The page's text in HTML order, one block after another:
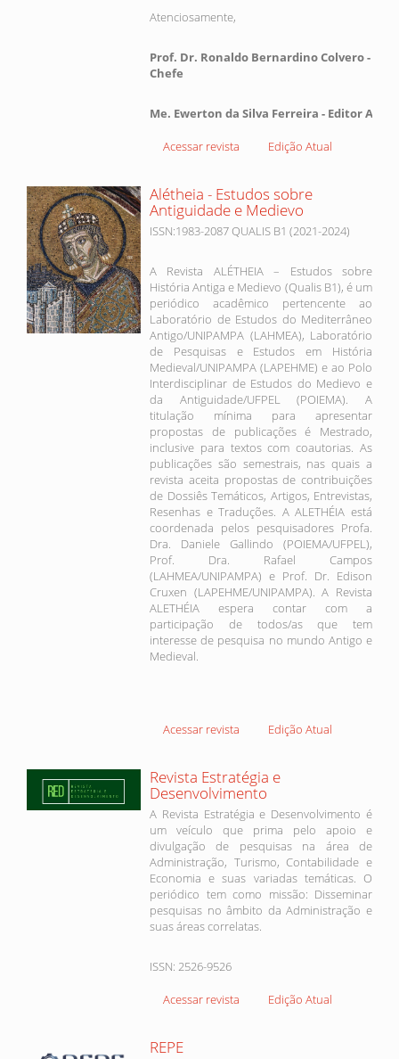
Atenciosamente,
Prof. Dr. Ronaldo Bernardino Colvero -
Chefe
Me. Ewerton da Silva Ferreira - Editor
Acessar revista Edição Atual
Alétheia - Estudos sobre
Antiguidade e Medievo
ISSN:1983-2087 QUALIS B1 (2021-2024)
A Revista ALÉTHEIA – Estudos sobre
História Antiga e Medievo (Qualis B1), é um
periódico acadêmico pertencente ao
Laboratório de Estudos do Mediterrâneo
Antigo/UNIPAMPA (LAHMEA), Laboratório
de Pesquisas e Estudos em História
Medieval/UNIPAMPA (LAPEHME) e ao Polo
Interdisciplinar de Estudos do Medievo e
da Antiguidade/UFPEL (POIEMA). A
titulação mínima para apresentar
propostas de publicações é Mestrado,
inclusive para textos com coautorias. As
publicações são semestrais, nas quais a
revista aceita propostas de contribuições
de Dossiês Temáticos, Artigos, Entrevistas,
Resenhas e Traduções. A ALETHÉIA está
coordenada pelos pesquisadores Profa.
Dra. Daniele Gallindo (POIEMA/UFPEL),
Prof. Dra. Rafael Campos
(LAHMEA/UNIPAMPA) e Prof. Dr. Edison
Cruxen (LAPEHME/UNIPAMPA). A Revista
ALETHÉIA espera contar com a
participação de todos/as que tem
interesse de pesquisa no mundo Antigo e
Medieval.
Acessar revista Edição Atual
Revista Estratégia e
Desenvolvimento
A Revista Estratégia e Desenvolvimento é
um veículo que prima pelo apoio e
divulgação de pesquisas na área de
Administração, Turismo, Contabilidade e
Economia e suas variadas temáticas. O
periódico tem como missão: Disseminar
pesquisas no âmbito da Administração e
suas áreas correlatas.
ISSN: 2526-9526
Acessar revista Edição Atual
REPE